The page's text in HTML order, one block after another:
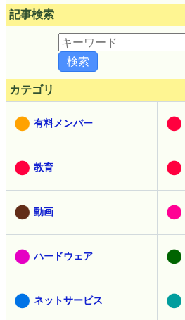
記事検索
カテゴリ
有料メンバー
教育
動画
ハードウェア
ネットサービス